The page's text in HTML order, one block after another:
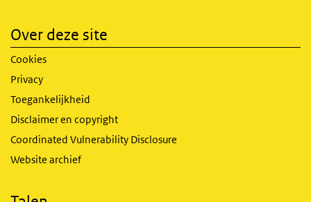
Over deze site
Cookies
Privacy
Toegankelijkheid
Disclaimer en copyright
Coordinated Vulnerability Disclosure
Website archief